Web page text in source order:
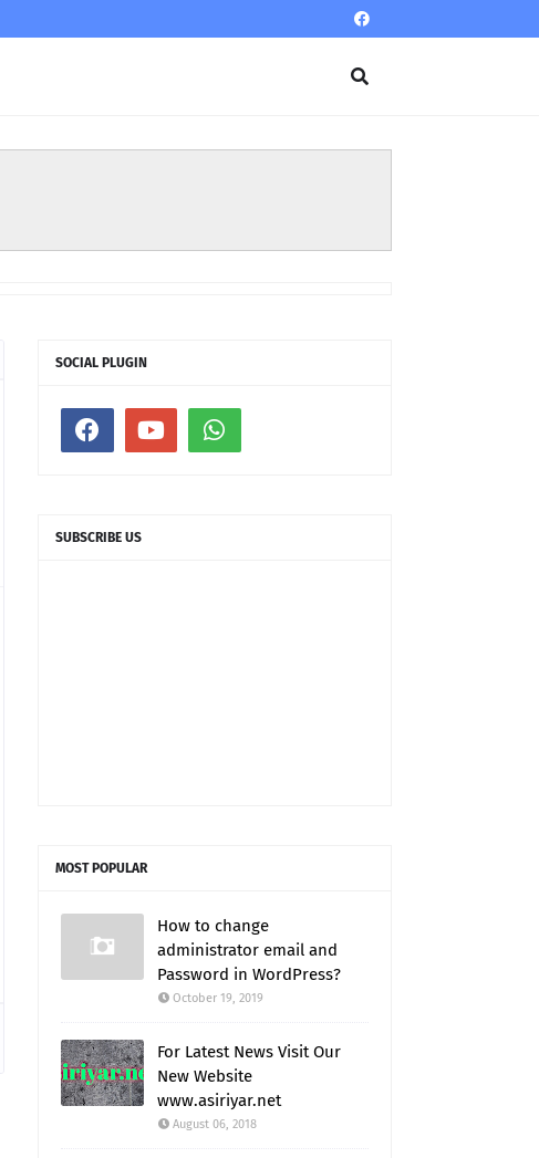
SOCIAL PLUGIN
SUBSCRIBE US
MOST POPULAR
How to change
administrator email and
Password in WordPress?
October 19, 2019
For Latest News Visit Our
New Website
www.asiriyar.net
August 06, 2018